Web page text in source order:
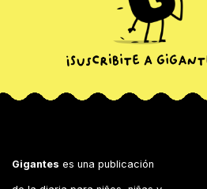
Gigantes es una publicación